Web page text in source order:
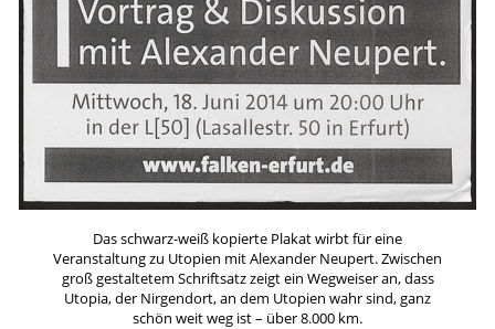
Das schwarz-weiß kopierte Plakat wirbt für eine
Veranstaltung zu Utopien mit Alexander Neupert. Zwischen
groß gestaltetem Schriftsatz zeigt ein Wegweiser an, dass
Utopia, der Nirgendort, an dem Utopien wahr sind, ganz
schön weit weg ist – über 8.000 km.